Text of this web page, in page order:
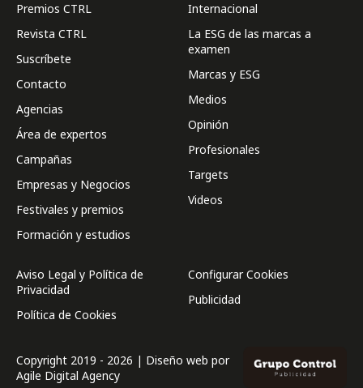
Premios CTRL
Revista CTRL
Suscríbete
Contacto
Agencias
Área de expertos
Campañas
Empresas y Negocios
Festivales y premios
Formación y estudios
Internacional
La ESG de las marcas a
examen
Marcas y ESG
Medios
Opinión
Profesionales
Targets
Videos
Aviso Legal y Política de
Privacidad
Política de Cookies
Configurar Cookies
Publicidad
Copyright 2019 - 2026 | Diseño web por
Agile Digital Agency